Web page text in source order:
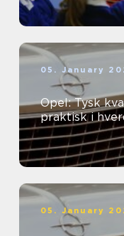
05. January
Opel: Tysk
praktisk i
05. January